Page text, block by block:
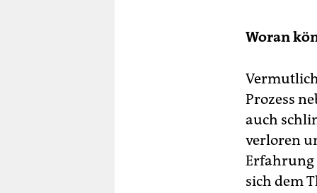
Woran
Prozess
auch
verloren
Erfahrung
sich dem